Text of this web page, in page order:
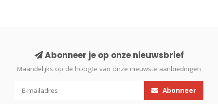
Abonneer je op onze nieuwsbrief
Maandelijks op de hoogte van onze nieuwste aanbiedingen
Abonneer